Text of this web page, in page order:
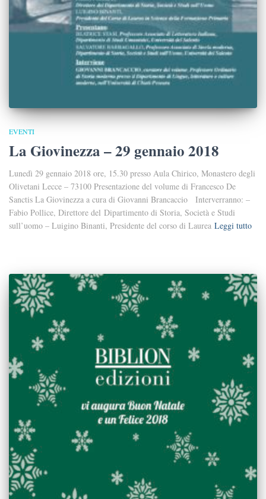
EVENTI
La Giovinezza – 29 gennaio 2018
Lunedì 29 gennaio 2018 ore, 15.30 presso Aula Chirico, Monastero degli
Olivetani Lecce – 73100 Presentazione del volume di Francesco De
Sanctis La Giovinezza a cura di Giovanni Brancaccio Interverranno: –
Fabio Pollice, Direttore del Dipartimento di Storia, Società e Studi
sull’uomo – Luigino Binanti, Presidente del corso di Laurea Leggi tutto